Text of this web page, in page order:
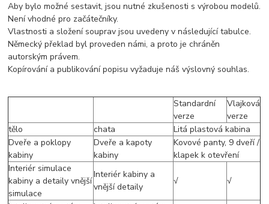
Aby bylo možné sestavit, jsou nutné zkušenosti s výrobou modelů.
Není vhodné pro začátečníky.
Vlastnosti a složení souprav jsou uvedeny v následující tabulce.
Německý překlad byl proveden námi, a proto je chráněn
autorským právem.
Kopírování a publikování popisu vyžaduje náš výslovný souhlas.
Standardní
verze
Vlajková
verze
tělo
chata
Litá plastová kabina
Dveře a poklopy
kabiny
Dveře a kapoty
kabiny
Kovové panty, 9 dveří /
klapek k otevření
Interiér simulace
kabiny a detaily vnější
simulace
Interiér kabiny a
vnější detaily
√ √